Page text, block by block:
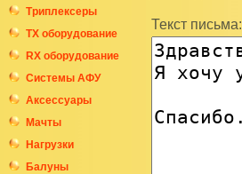
Триплексеры
ТХ оборудование
RX оборудование
Системы АФУ
Аксессуары
Мачты
Нагрузки
Балуны
Текст письма: